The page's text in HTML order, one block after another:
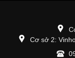
Cơ sở 2: